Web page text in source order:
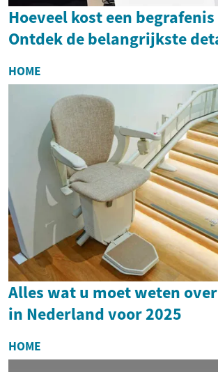
Hoeveel kost een
Ontdek de belangrijkste
HOME
Alles wat u moet weten
in Nederland voor 2025
HOME